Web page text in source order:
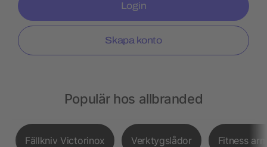
Login
Skapa konto
Populär hos allbranded
Fällkniv Victorinox Verktygslådor Fitness